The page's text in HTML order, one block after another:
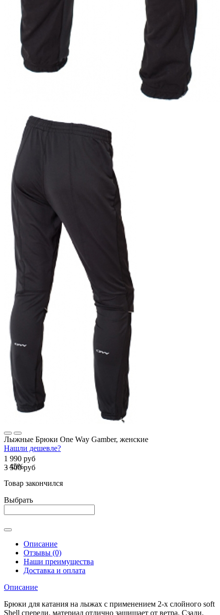
Лыжные Брюки One Way Gamber, женские
Нашли дешевле?
1 990 руб
3 500 руб
- 45%
Товар закончился
Выбрать
Описание
Отзывы (0)
Наши преимущества
Доставка и оплата
Описание
Брюки для катания на лыжах с применением 2-х слойного soft
Shell спереди, материал отлично защищает от ветра. Сзади,